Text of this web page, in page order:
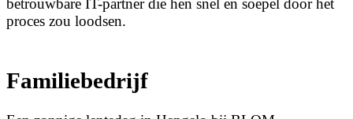
betrouwbare IT-partner die hen snel en soepel door het
proces zou loodsen.
Familiebedrijf